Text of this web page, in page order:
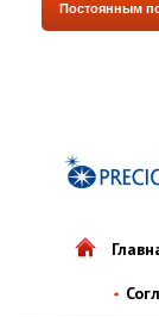
Постоянным